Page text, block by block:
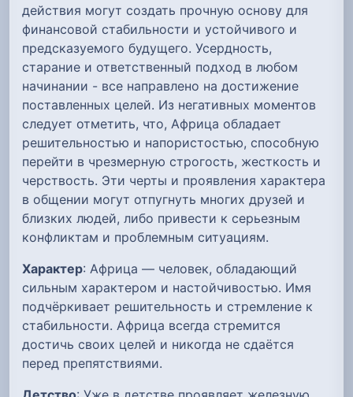
действия могут создать прочную основу для
финансовой стабильности и устойчивого и
предсказуемого будущего. Усердность,
старание и ответственный подход в любом
начинании - все направлено на достижение
поставленных целей. Из негативных моментов
следует отметить, что, Африца обладает
решительностью и напористостью, способную
перейти в чрезмерную строгость, жесткость и
черствость. Эти черты и проявления характера
в общении могут отпугнуть многих друзей и
близких людей, либо привести к серьезным
конфликтам и проблемным ситуациям.
Характер: Африца — человек, обладающий
сильным характером и настойчивостью. Имя
подчёркивает решительность и стремление к
стабильности. Африца всегда стремится
достичь своих целей и никогда не сдаётся
перед препятствиями.